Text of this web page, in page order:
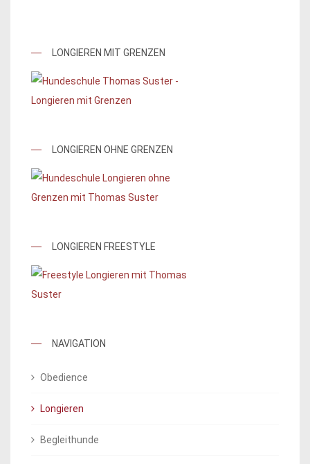
LONGIEREN MIT GRENZEN
LONGIEREN OHNE GRENZEN
LONGIEREN FREESTYLE
NAVIGATION
Obedience
Longieren
Begleithunde